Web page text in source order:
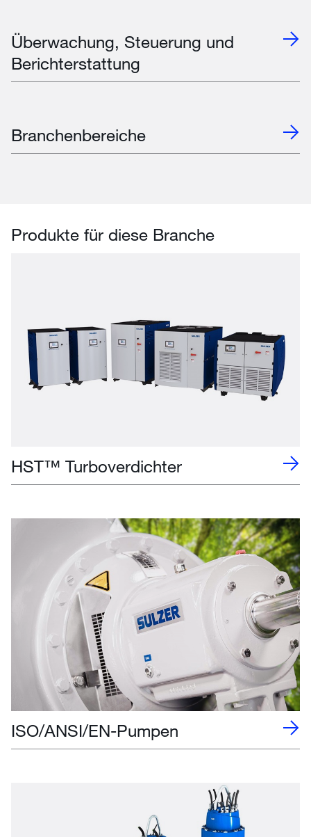
Überwachung, Steuerung und
Berichterstattung
Branchenbereiche
Produkte für diese Branche
HST™ Turboverdichter
ISO/ANSI/EN-Pumpen